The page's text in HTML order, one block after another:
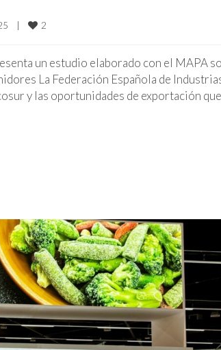
2
un estudio elaborado con el MAPA
La Federación Española de
y las oportunidades de exportación que